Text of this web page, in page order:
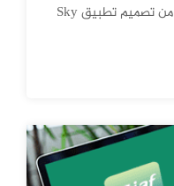
تطبيق شوبنج احترافي تم الانتهاء من تصميم تطبيق Sky